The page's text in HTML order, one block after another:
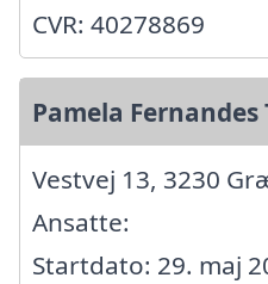
CVR: 40278869
Pamela Fernandes
Vestvej 13, 3230
Ansatte:
Startdato: 29. maj